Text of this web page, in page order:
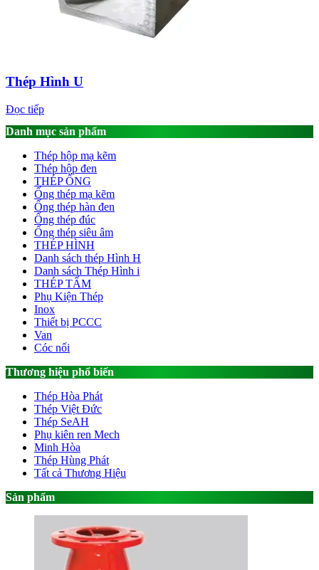
Thép Hình U
Đọc tiếp
Danh mục sản phẩm
Thép hộp mạ kẽm
Thép hộp đen
THÉP ỐNG
Ống thép mạ kẽm
Ống thép hàn đen
Ống thép đúc
Ống thép siêu âm
THÉP HÌNH
Danh sách thép Hình H
Danh sách Thép Hình i
THÉP TẤM
Phụ Kiện Thép
Inox
Thiết bị PCCC
Van
Cóc nối
Thương hiệu phổ biến
Thép Hòa Phát
Thép Việt Đức
Thép SeAH
Phụ kiên ren Mech
Minh Hòa
Thép Hùng Phát
Tất cả Thương Hiệu
Sản phẩm